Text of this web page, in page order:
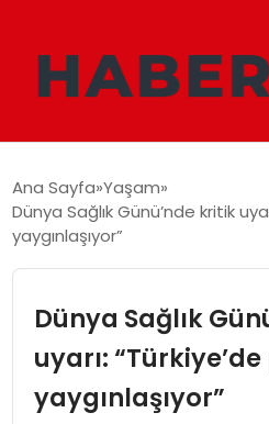
DÜNYA
SIYASET
TEKNOLOJI
Ana Sayfa Yaşam
Dünya Sağlık Günü’nde kritik
yaygınlaşıyor”
Dünya Sağlık
uyarı:
yaygınlaşıyor”